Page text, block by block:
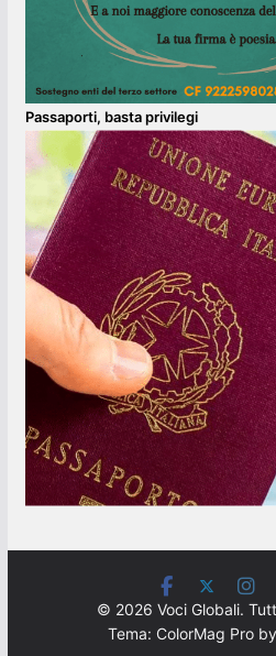
Passaporti, basta privilegi
© 2026 Voci Globali.
Tema: ColorMag Pro by